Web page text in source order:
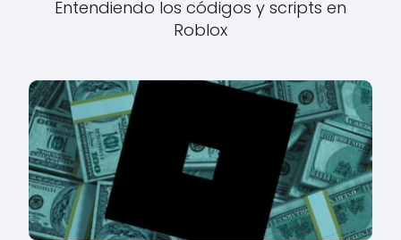
Entendiendo los códigos y scripts en
Roblox